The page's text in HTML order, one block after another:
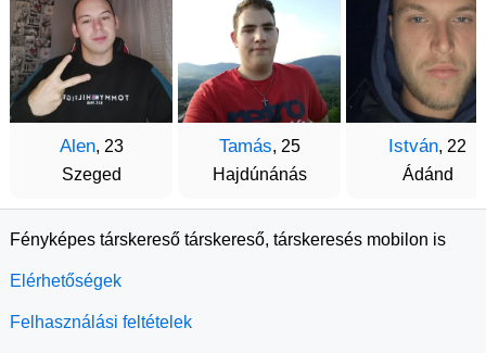
Alen, 23
Szeged
Tamás, 25
Hajdúnánás
István, 22
Ádánd
Fényképes társkereső társkereső, társkeresés mobilon is
Elérhetőségek
Felhasználási feltételek